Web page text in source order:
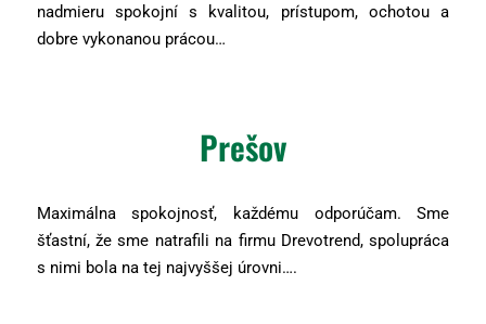
nadmieru spokojní s kvalitou, prístupom, ochotou a
dobre vykonanou prácou…
Prešov
Maximálna spokojnosť, každému odporúčam. Sme
šťastní, že sme natrafili na firmu Drevotrend, spolupráca
s nimi bola na tej najvyššej úrovni….